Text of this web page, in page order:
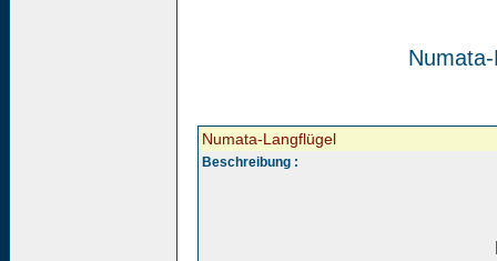
Numata-Langflügel
Beschreibung :